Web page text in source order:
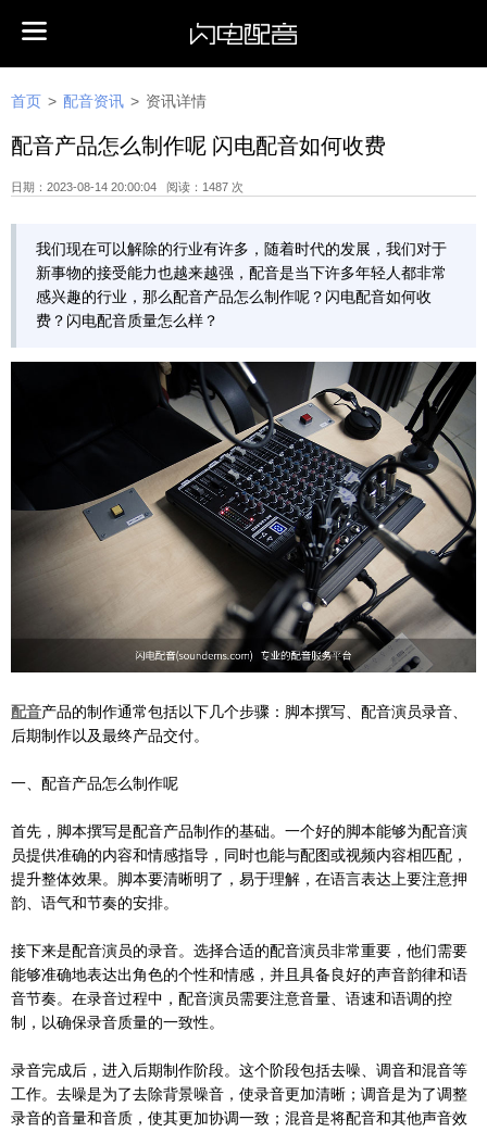
首页 > 配音资讯 > 资讯详情
配音产品怎么制作呢 闪电配音如何收费
日期：2023-08-14 20:00:04 阅读：1487 次
我们现在可以解除的行业有许多，随着时代的发展，我们对于
新事物的接受能力也越来越强，配音是当下许多年轻人都非常
感兴趣的行业，那么配音产品怎么制作呢？闪电配音如何收
费？闪电配音质量怎么样？
配音产品的制作通常包括以下几个步骤：脚本撰写、配音演员录音、
后期制作以及最终产品交付。
一、配音产品怎么制作呢
首先，脚本撰写是配音产品制作的基础。一个好的脚本能够为配音演
员提供准确的内容和情感指导，同时也能与配图或视频内容相匹配，
提升整体效果。脚本要清晰明了，易于理解，在语言表达上要注意押
韵、语气和节奏的安排。
接下来是配音演员的录音。选择合适的配音演员非常重要，他们需要
能够准确地表达出角色的个性和情感，并且具备良好的声音韵律和语
音节奏。在录音过程中，配音演员需要注意音量、语速和语调的控
制，以确保录音质量的一致性。
录音完成后，进入后期制作阶段。这个阶段包括去噪、调音和混音等
工作。去噪是为了去除背景噪音，使录音更加清晰；调音是为了调整
录音的音量和音质，使其更加协调一致；混音是将配音和其他声音效